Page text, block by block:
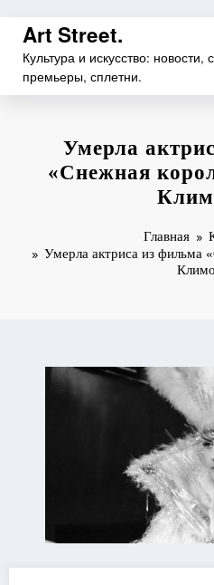
Перейти
содержимому
Art Street.
Культура и искусство: новости,
премьеры, сплетни.
Умерла
«Снежная
Главная
Умерла актриса из фильма